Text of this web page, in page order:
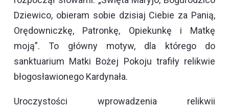
Dziewico, obieram sobie dzisiaj Ciebie za Panią,
Orędowniczkę, Patronkę, Opiekunkę i Matkę
moją”. To główny motyw, dla którego do
sanktuarium Matki Bożej Pokoju trafiły relikwie
błogosławionego Kardynała.
Uroczystości wprowadzenia relikwii